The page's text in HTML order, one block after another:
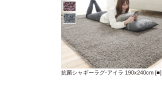
抗菌シャギーラグ-アイラ 190x240cm [■]